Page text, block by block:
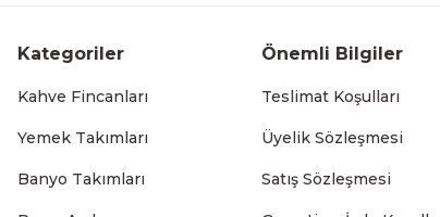
999,99 TL
Kategoriler
Kahve Fincanları
Yemek Takımları
Banyo Takımları
Önemli Bilgiler
Teslimat Koşulları
Üyelik Sözleşmesi
Satış Sözleşmesi